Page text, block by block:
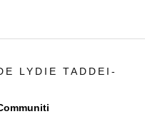
LYDIE TADDEI-